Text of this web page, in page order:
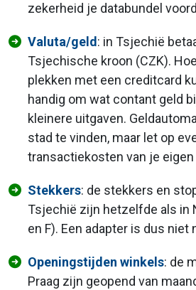
zekerheid je databundel
Valuta/geld : in Tsjechië
Tsjechische kroon (CZK).
plekken met een creditcard
handig om wat contant geld
kleinere uitgaven.
stad te vinden, maar let op
transactiekosten van je eigen
Stekkers: de stekkers en
Tsjechië zijn hetzelfde als in
en F). Een adapter is dus niet
Openingstijden winkels: de
Praag zijn geopend van